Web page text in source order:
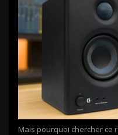
Mais pourquoi chercher ce